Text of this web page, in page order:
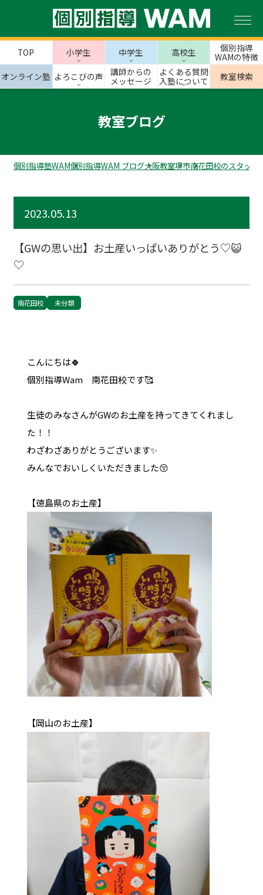
TOP 小学生 中学生 高校生
個別指導
WAMの特徴
オンライン塾 よろこびの声
講師からの
メッセージ
よくある質問
入塾について
教室検索
教室ブログ
個別指導塾WAM個別指導WAM ブログ大阪教室堺市南花田校のスタッフ
2023.05.13
【GWの思い出】お土産いっぱいありがとう♡😺
♡
南花田校 未分類
こんにちは🍀
個別指導Wam 南花田校です🥰
生徒のみなさんがGWのお土産を持ってきてくれまし
た！！
わざわざありがとうございます✨
みんなでおいしくいただきました😚
【徳島県のお土産】
【岡山のお土産】